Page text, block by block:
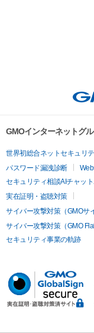
GMOインターネットグ
世界初総合ネットセキュリ
パスワード漏洩診断
セキュリティ相談AIチャット
実在証明・盗聴対策
サイバー攻撃対策（GMOサ
サイバー攻撃対策（GMO
セキュリティ事業の軌跡